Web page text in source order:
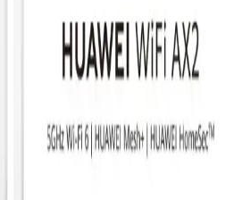
6 AX1800MBPS Adaptör ile
Kablosuz Bağlantı
adaptörü, yüksek hız, stabil
internet deneyiminizi optimize
Gelişmiş Özelliklere Sahip
Android TV Kutusu
performanslı Android 11 işletim